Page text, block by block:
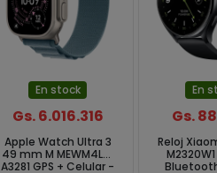
En stock
Gs. 6.016.316
Apple Watch Ultra 3
49 mm M MEWM4LW
A3281 GPS + Celular -
En
Gs.
Reloj